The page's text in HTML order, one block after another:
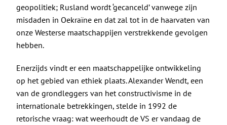
geopolitiek; Rusland wordt ‘gecanceld’ vanwege zijn
misdaden in Oekraïne en dat zal tot in de haarvaten van
onze Westerse maatschappijen verstrekkende gevolgen
hebben.
Enerzijds vindt er een maatschappelijke ontwikkeling
op het gebied van ethiek plaats. Alexander Wendt, een
van de grondleggers van het constructivisme in de
internationale betrekkingen, stelde in 1992 de
retorische vraag: wat weerhoudt de VS er vandaag de